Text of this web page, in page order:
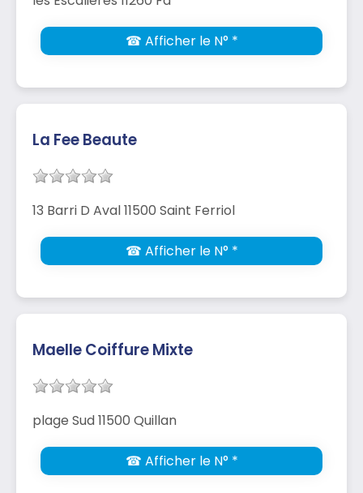
☎ Afficher le N° *
La Fee Beaute
13 Barri D Aval 11500 Saint Ferriol
☎ Afficher le N° *
Maelle Coiffure Mixte
plage Sud 11500 Quillan
☎ Afficher le N° *